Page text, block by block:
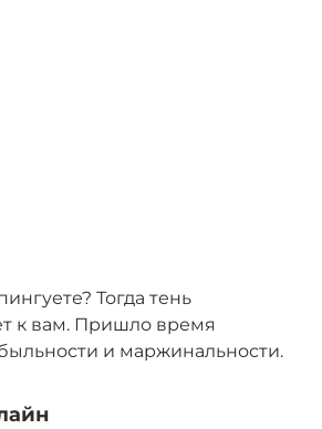
Тогда тень
к вам. Пришло время
и маржинальности.